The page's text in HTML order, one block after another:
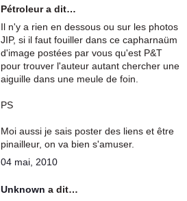
Pétroleur a dit…
Il n'y a rien en dessous ou sur les photos
JIP, si il faut fouiller dans ce capharnaüm
d'image postées par vous qu'est P&T
pour trouver l'auteur autant chercher une
aiguille dans une meule de foin.
PS
Moi aussi je sais poster des liens et être
pinailleur, on va bien s'amuser.
04 mai, 2010
Unknown a dit…